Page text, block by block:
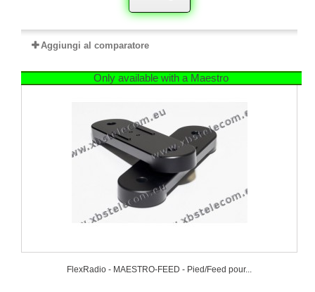
Aggiungi al comparatore
Only available with a Maestro
FlexRadio - MAESTRO-FEED - Pied/Feed pour...